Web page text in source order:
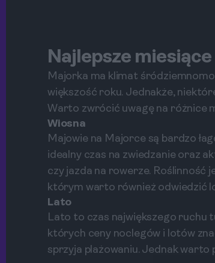
Najlepsze
Majorka ma klimat
większość roku. Jednakże,
Warto zwrócić uwagę na różnice
Wiosna
Majowie na Majorce są bardzo
idealny czas na zwiedzanie oraz
czy jazda na rowerze. Roślinność
którym warto również odwiedzić
Lato
Lato to czas największego ruchu
których ceny noclegów i lotów
sprzyja plażowaniu. Jednak warto